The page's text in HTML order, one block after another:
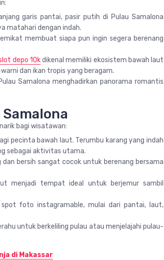
garis pantai, pasir putih di Pulau Samalona
matahari dengan indah.
membuat siapa pun ingin segera berenang
depo 10kdikenal memiliki ekosistem bawah laut
dan ikan tropis yang beragam.
Samalona menghadirkan panorama romantis
bagi wisatawan:
pecinta bawah laut. Terumbu karang yang indah
sebagai aktivitas utama.
bersih sangat cocok untuk berenang bersama
menjadi tempat ideal untuk berjemur sambil
spot foto instagramable, mulai dari pantai, laut,
untuk berkeliling pulau atau menjelajahi pulau-
di Makassar